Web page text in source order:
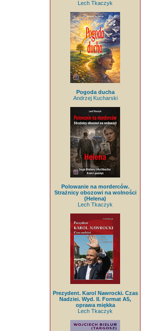
Lech Tkaczyk
Pogoda ducha
Andrzej Kucharski
Polowanie na morderców.
Strażnicy obozowi na wolności
(Helena)
Lech Tkaczyk
Prezydent. Karol Nawrocki. Czas
Nadziei. Wyd. II. Format A5,
oprawa miękka
Lech Tkaczyk